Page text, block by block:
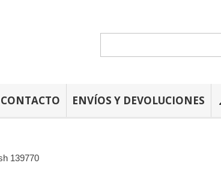
CONTACTO ENVÍOS Y DEVOLUCIONES
139770